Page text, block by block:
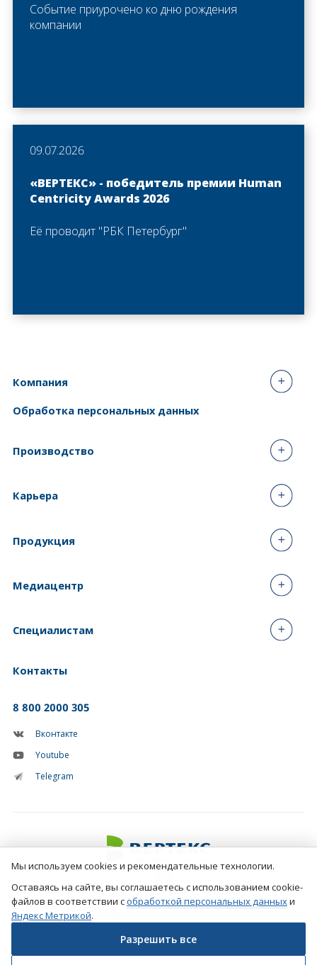
Событие приурочено ко дню рождения
компании
09.07.2026
«ВЕРТЕКС» - победитель премии Human
Centricity Awards 2026
Её проводит "РБК Петербург"
Компания
Обработка персональных данных
Производство
Карьера
8 800 2000 305
Вконтакте
Youtube
Telegram
Продукция
Медиацентр
Специалистам
Контакты
Создание сайтов
Мы используем cookies и рекомендательные технологии.
Оставаясь на сайте, вы соглашаетесь с использованием cookie-
файлов в соответствии собработкой персональных данныхи
Яндекс Метрикой.
Разрешить все